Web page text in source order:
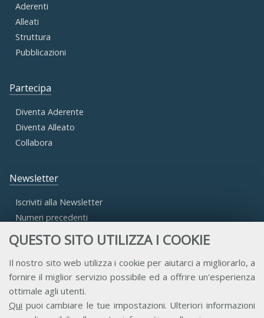
QUESTO SITO UTILIZZA I COOKIE
Il nostro sito web utilizza i cookie per aiutarci a migliorarlo, a
fornire il miglior servizio possibile ed a offrire un'esperienza
ottimale agli utenti.
Qui puoi cambiare le tue impostazioni. Ulteriori informazioni
Aderenti
Alleati
Struttura
Pubblicazioni
Partecipa
Diventa Aderente
Diventa Alleato
Collabora
Newsletter
Iscriviti alla Newsletter
Numeri precedenti
Accesso Aderenti
Accesso Consulta
Accesso Team